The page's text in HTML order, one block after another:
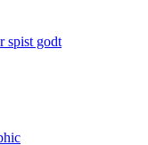
spist godt